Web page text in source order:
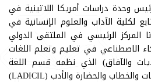
وحدة دراسات أمريكا اللاتينية في
لكلية الآداب والعلوم الإنسانية في
المركز الرئيسي في الملتقى الدولي
الاصطناعي في تعليم وتعلم اللغات
والآفاق) الذي نظمه قسم اللغة
الإسبانية ومختبر الأبحاث: اللغات والخطاب والحضارة والأدب (LADICIL)